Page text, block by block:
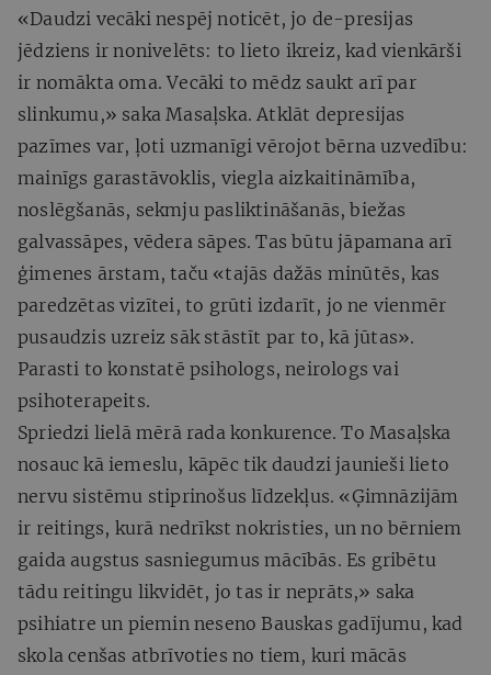
«Daudzi vecāki nespēj noticēt, jo de-presijas
jēdziens ir nonivelēts: to lieto ikreiz, kad vienkārši
ir nomākta oma. Vecāki to mēdz saukt arī par
slinkumu,» saka Masaļska. Atklāt depresijas
pazīmes var, ļoti uzmanīgi vērojot bērna uzvedību:
mainīgs garastāvoklis, viegla aizkaitināmība,
noslēgšanās, sekmju pasliktināšanās, biežas
galvassāpes, vēdera sāpes. Tas būtu jāpamana arī
ģimenes ārstam, taču «tajās dažās minūtēs, kas
paredzētas vizītei, to grūti izdarīt, jo ne vienmēr
pusaudzis uzreiz sāk stāstīt par to, kā jūtas».
Parasti to konstatē psihologs, neirologs vai
psihoterapeits.
Spriedzi lielā mērā rada konkurence. To Masaļska
nosauc kā iemeslu, kāpēc tik daudzi jaunieši lieto
nervu sistēmu stiprinošus līdzekļus. «Ģimnāzijām
ir reitings, kurā nedrīkst nokristies, un no bērniem
gaida augstus sasniegumus mācībās. Es gribētu
tādu reitingu likvidēt, jo tas ir neprāts,» saka
psihiatre un piemin neseno Bauskas gadījumu, kad
skola cenšas atbrīvoties no tiem, kuri mācās